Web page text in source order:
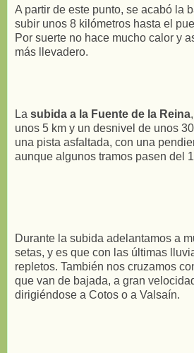
A partir de este punto, se acabó la
subir unos 8 kilómetros hasta el
Por suerte no hace mucho calor y
más llevadero.
La subida a la Fuente de la Reina
unos 5 km y un desnivel de unos
una pista asfaltada, con una
aunque algunos tramos pasen del
Durante la subida adelantamos a
setas, y es que con las últimas
repletos. También nos cruzamos
que van de bajada, a gran
dirigiéndose a Cotos o a Valsaín.